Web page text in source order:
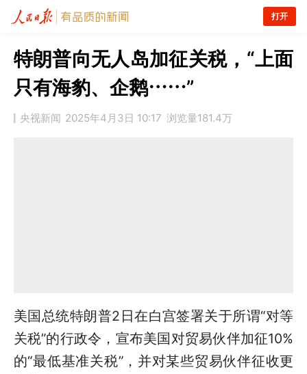
打开
特朗普向无人岛加征关税，“上面
只有海豹、企鹅……”
央视新闻 2025年4月3日 10:17 浏览量181.4万
美国总统特朗普2日在白宫签署关于所谓“对等
关税”的行政令，宣布美国对贸易伙伴加征10%
的“最低基准关税”，并对某些贸易伙伴征收更